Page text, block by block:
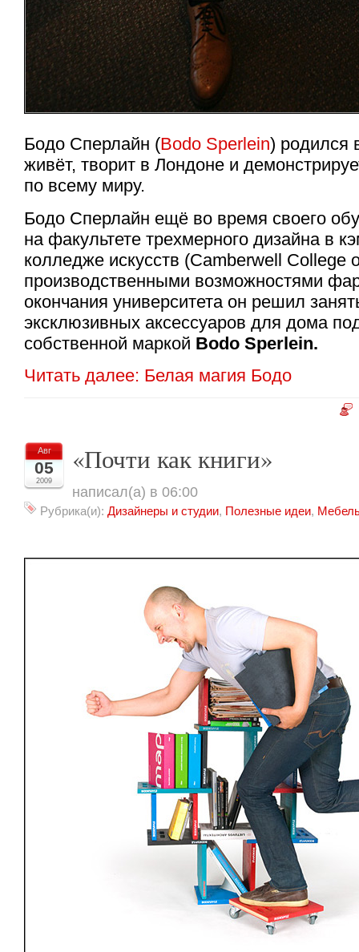
Бодо Сперлайн (Bodo Sperlein) родился
живёт, творит в Лондоне и
по всему миру.
Бодо Сперлайн ещё во время своего
на факультете трехмерного дизайна в
колледже искусств (Camberwell College
производственными возможностями
окончания университета он решил
эксклюзивных аксессуаров для дома
собственной маркой Bodo Sperlein.
Читать далее: Белая магия Бодо
Авг
05
2009
«Почти как книги»
написал(а) в 06:00
Рубрика(и): Дизайнеры и студии, Полезные идеи,